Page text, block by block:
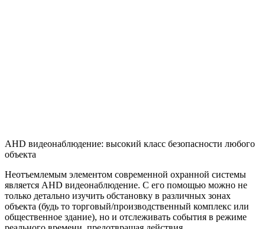
AHD видеонаблюдение: высокий класс безопасности любого
объекта
Неотъемлемым элементом современной охранной системы
является AHD видеонаблюдение. С его помощью можно не
только детально изучить обстановку в различных зонах
объекта (будь то торговый/производственный комплекс или
общественное здание), но и отслеживать события в режиме